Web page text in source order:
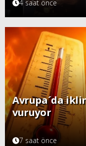
4 saat önce
Avrupa´da
vuruyor
7 saat önce